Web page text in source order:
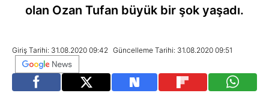
olan Ozan Tufan büyük bir şok yaşadı.
Giriş Tarihi: 31.08.2020 09:42 Güncelleme Tarihi: 31.08.2020 09:51